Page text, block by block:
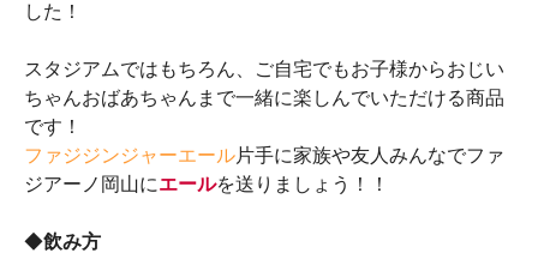
した！
スタジアムではもちろん、ご自宅でもお子様からおじい
ちゃんおばあちゃんまで一緒に楽しんでいただける商品
です！
ファジジンジャーエール片手に家族や友人みんなでファ
ジアーノ岡山にエールを送りましょう！！
◆飲み方